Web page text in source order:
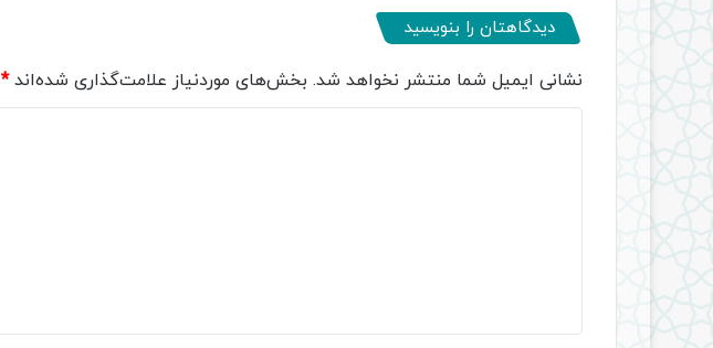
دیدگاهتان را بنویسید
نشانی ایمیل شما منتشر نخواهد شد. بخش‌های موردنیاز علامت‌گذاری شده‌اند*